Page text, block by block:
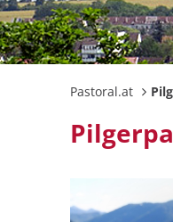
Pastoral.at